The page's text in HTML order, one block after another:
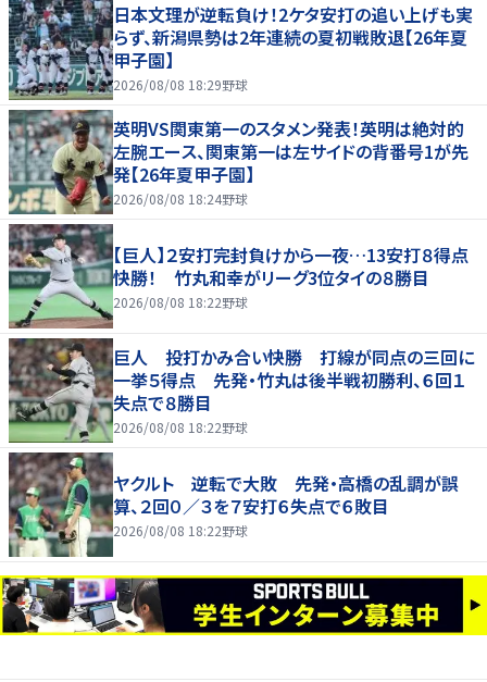
日本文理が逆転負け！2ケタ安打の追い上げも実
らず、新潟県勢は2年連続の夏初戦敗退【26年夏
甲子園】
2026/08/08 18:29野球
英明VS関東第一のスタメン発表！英明は絶対的
左腕エース、関東第一は左サイドの背番号1が先
発【26年夏甲子園】
2026/08/08 18:24野球
【巨人】２安打完封負けから一夜…13安打８得点
快勝！ 竹丸和幸がリーグ3位タイの８勝目
2026/08/08 18:22野球
巨人 投打かみ合い快勝 打線が同点の三回に
一挙５得点 先発・竹丸は後半戦初勝利、６回１
失点で８勝目
2026/08/08 18:22野球
ヤクルト 逆転で大敗 先発・高橋の乱調が誤
算、２回０／３を７安打６失点で６敗目
2026/08/08 18:22野球